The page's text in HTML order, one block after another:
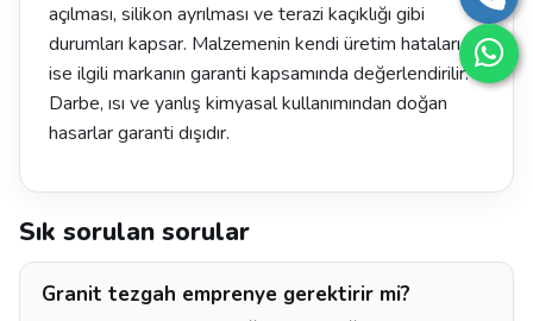
açılması, silikon ayrılması ve terazi kaçıklığı gibi
durumları kapsar. Malzemenin kendi üretim hataları
ise ilgili markanın garanti kapsamında değerlendirilir.
Darbe, ısı ve yanlış kimyasal kullanımından doğan
hasarlar garanti dışıdır.
Sık sorulan sorular
Granit tezgah emprenye gerektirir mi?